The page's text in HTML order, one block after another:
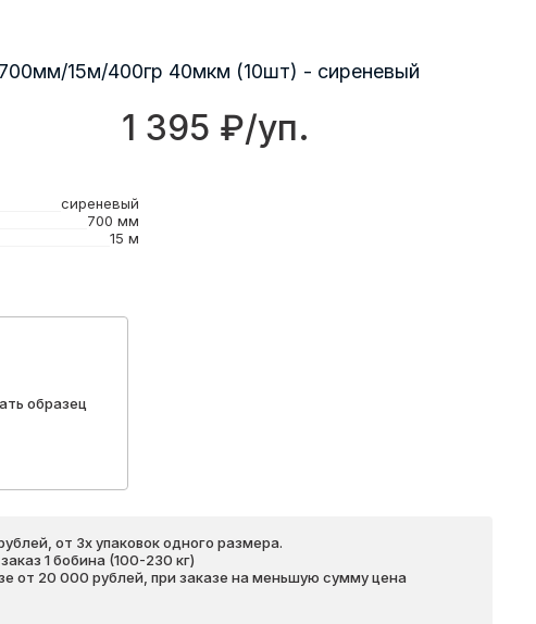
15м/400гр 40мкм (10шт) - сиреневый
1 395 ₽/уп.
сиреневый
700 мм
15 м
образец
от 3х упаковок одного размера.
1 бобина (100-230 кг)
от 20 000 рублей, при заказе на меньшую сумму цена